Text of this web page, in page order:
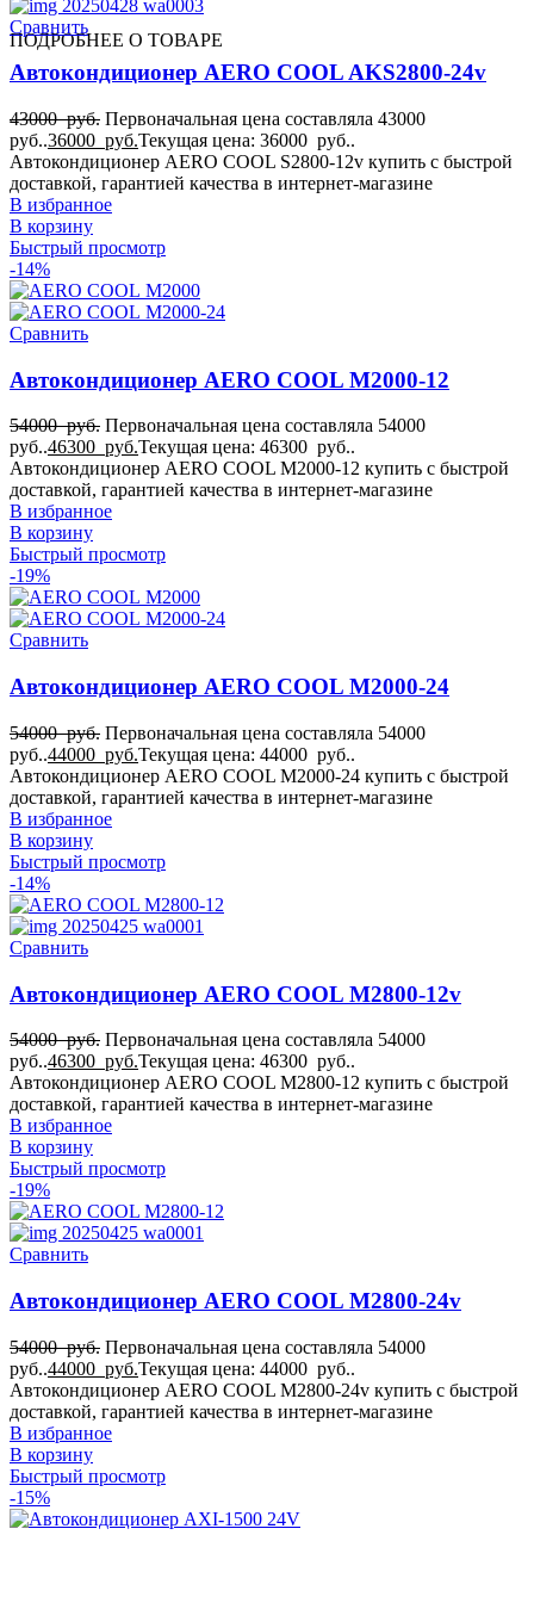
ПОДРОБНЕЕ О ТОВАРЕ
Сравнить
Автокондиционер AERO COOL AKS2800-24v
43000руб. Первоначальная цена составляла 43000
руб..36000 руб.Текущая цена: 36000 руб..
Автокондиционер AERO COOL S2800-12v купить с быстрой
доставкой, гарантией качества в интернет-магазине
В избранное
В корзину
Быстрый просмотр
-14%
Сравнить
Автокондиционер AERO COOL M2000-12
54000руб. Первоначальная цена составляла 54000
руб..46300 руб.Текущая цена: 46300 руб..
Автокондиционер AERO COOL M2000-12 купить с быстрой
доставкой, гарантией качества в интернет-магазине
В избранное
В корзину
Быстрый просмотр
-19%
Сравнить
Автокондиционер AERO COOL M2000-24
54000руб. Первоначальная цена составляла 54000
руб..44000 руб.Текущая цена: 44000 руб..
Автокондиционер AERO COOL M2000-24 купить с быстрой
доставкой, гарантией качества в интернет-магазине
В избранное
В корзину
Быстрый просмотр
-14%
Сравнить
Автокондиционер AERO COOL M2800-12v
54000руб. Первоначальная цена составляла 54000
руб..46300 руб.Текущая цена: 46300 руб..
Автокондиционер AERO COOL M2800-12 купить с быстрой
доставкой, гарантией качества в интернет-магазине
В избранное
В корзину
Быстрый просмотр
-19%
Сравнить
Автокондиционер AERO COOL M2800-24v
54000руб. Первоначальная цена составляла 54000
руб..44000 руб.Текущая цена: 44000 руб..
Автокондиционер AERO COOL M2800-24v купить с быстрой
доставкой, гарантией качества в интернет-магазине
В избранное
В корзину
Быстрый просмотр
-15%